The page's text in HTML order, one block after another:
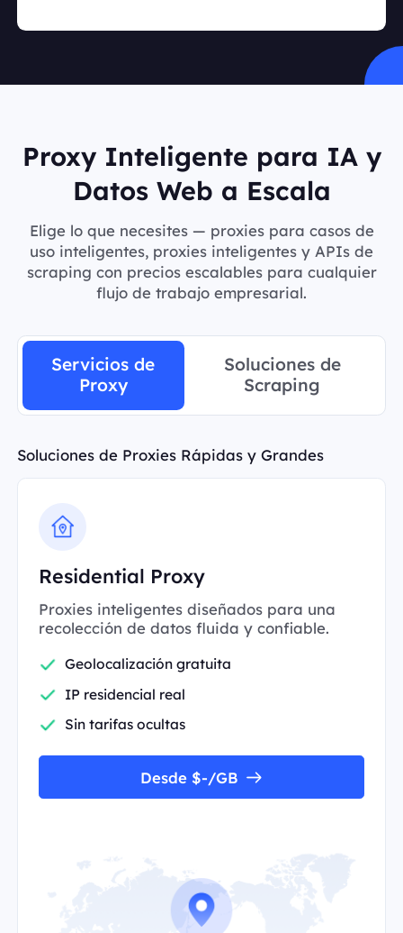
Proxy Inteligente para IA y
Datos Web a Escala
Elige lo que necesites — proxies para casos de
uso inteligentes, proxies inteligentes y APIs de
scraping con precios escalables para cualquier
flujo de trabajo empresarial.
Servicios de
Proxy
Soluciones de
Scraping
Soluciones de Proxies Rápidas y Grandes
Residential Proxy
Proxies inteligentes diseñados para una
recolección de datos fluida y confiable.
Geolocalización gratuita
IP residencial real
Sin tarifas ocultas
Desde $-/GB